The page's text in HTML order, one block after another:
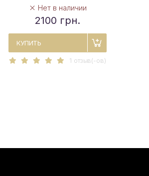
Нет в наличии
2100 грн.
КУПИТЬ
1 отзыв(-ов)